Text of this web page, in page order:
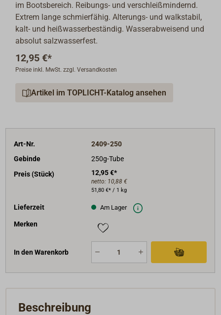
im Bootsbereich. Reibungs- und verschleißmindernd.
Extrem lange schmierfähig. Alterungs- und walkstabil,
kalt- und heißwasserbeständig. Wasserabweisend und
absolut salzwasserfest.
12,95 €*
Preise inkl. MwSt. zzgl. Versandkosten
Artikel im TOPLICHT-Katalog ansehen
Art-Nr.
2409-250
Gebinde
250g-Tube
Preis (Stück)
12,95 €*
netto: 10,88 €
51,80 €* / 1 kg
Lieferzeit Am Lager
Merken
In den Warenkorb
Beschreibung